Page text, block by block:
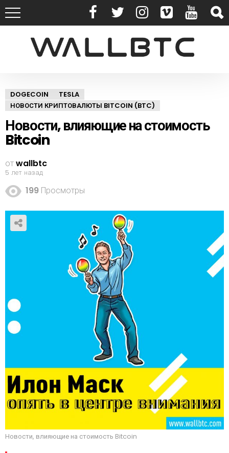
DOGECOIN
TESLA
НОВОСТИ КРИПТОВАЛЮТЫ BITCOIN (BTC)
Новости, влияющие на стоимость
Bitcoin
отwallbtc
5 лет назад
199 Просмотры
Новости, влияющие на стоимость Bitcoin